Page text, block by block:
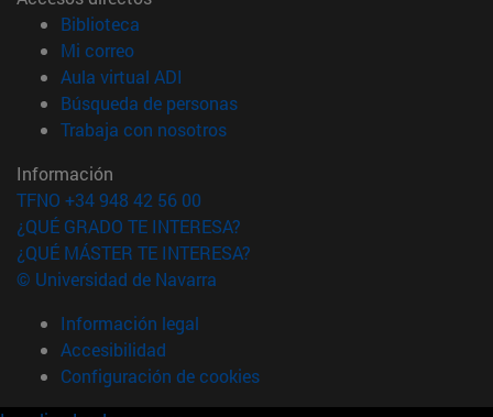
Biblioteca
Mi correo(abre en nueva ventana)
Aula virtual ADI
Búsqueda de personas(abre en nueva ventana)
Trabaja con nosotros(abre en nueva ventana)
Información
TFNO +34 948 42 56 00
¿QUÉ GRADO TE INTERESA?
¿QUÉ MÁSTER TE INTERESA?
© Universidad de Navarra
Información legal
Accesibilidad
Configuración de cookies